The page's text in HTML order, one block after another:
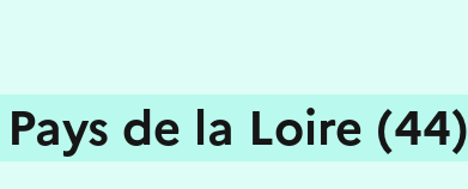
de la Loire (44)